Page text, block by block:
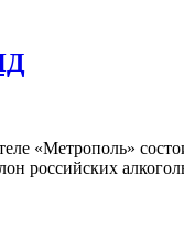
«Метрополь»
российских